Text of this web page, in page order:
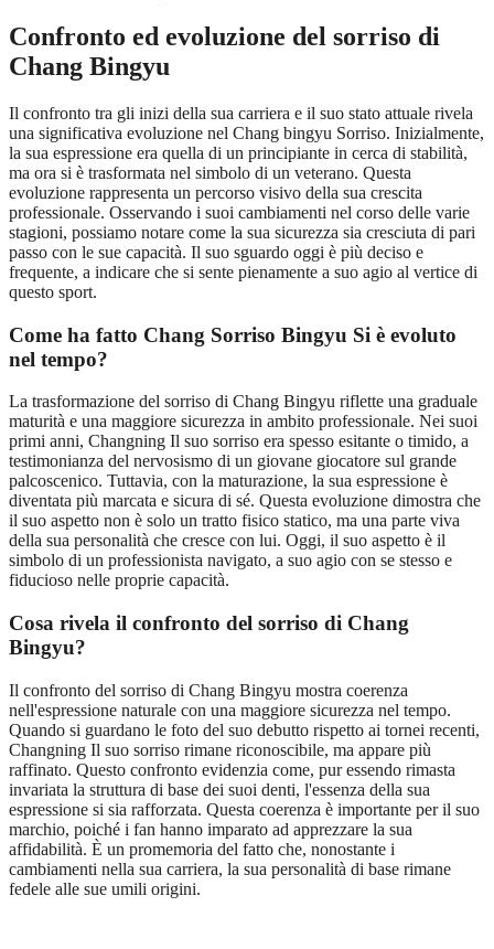
Confronto ed evoluzione del sorriso di
Chang Bingyu
Il confronto tra gli inizi della sua carriera e il suo stato attuale rivela
una significativa evoluzione nel Chang bingyu Sorriso. Inizialmente,
la sua espressione era quella di un principiante in cerca di stabilità,
ma ora si è trasformata nel simbolo di un veterano. Questa
evoluzione rappresenta un percorso visivo della sua crescita
professionale. Osservando i suoi cambiamenti nel corso delle varie
stagioni, possiamo notare come la sua sicurezza sia cresciuta di pari
passo con le sue capacità. Il suo sguardo oggi è più deciso e
frequente, a indicare che si sente pienamente a suo agio al vertice di
questo sport.
Come ha fatto Chang Sorriso Bingyu Si è evoluto
nel tempo?
La trasformazione del sorriso di Chang Bingyu riflette una graduale
maturità e una maggiore sicurezza in ambito professionale. Nei suoi
primi anni, Changning Il suo sorriso era spesso esitante o timido, a
testimonianza del nervosismo di un giovane giocatore sul grande
palcoscenico. Tuttavia, con la maturazione, la sua espressione è
diventata più marcata e sicura di sé. Questa evoluzione dimostra che
il suo aspetto non è solo un tratto fisico statico, ma una parte viva
della sua personalità che cresce con lui. Oggi, il suo aspetto è il
simbolo di un professionista navigato, a suo agio con se stesso e
fiducioso nelle proprie capacità.
Cosa rivela il confronto del sorriso di Chang
Bingyu?
Il confronto del sorriso di Chang Bingyu mostra coerenza
nell'espressione naturale con una maggiore sicurezza nel tempo.
Quando si guardano le foto del suo debutto rispetto ai tornei recenti,
Changning Il suo sorriso rimane riconoscibile, ma appare più
raffinato. Questo confronto evidenzia come, pur essendo rimasta
invariata la struttura di base dei suoi denti, l'essenza della sua
espressione si sia rafforzata. Questa coerenza è importante per il suo
marchio, poiché i fan hanno imparato ad apprezzare la sua
affidabilità. È un promemoria del fatto che, nonostante i
cambiamenti nella sua carriera, la sua personalità di base rimane
fedele alle sue umili origini.